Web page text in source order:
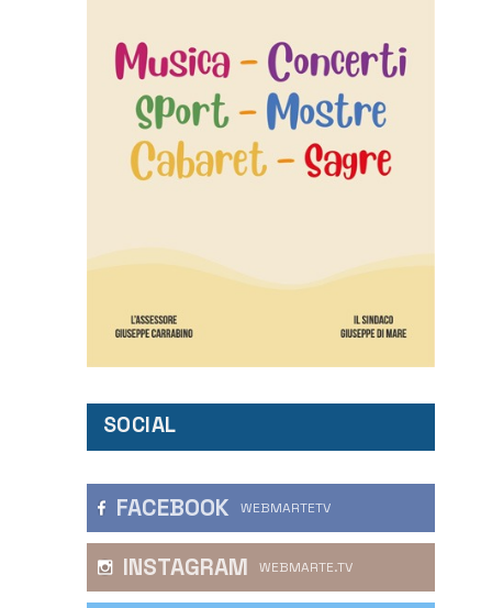
SOCIAL
FACEBOOK WEBMARTETV
INSTAGRAM WEBMARTE.TV